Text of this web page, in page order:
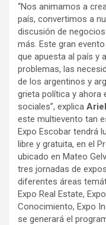
“Nos animamos a
país, convertimos a
discusión de
más. Este gran
que apuesta al país y
problemas, las
de los argentinos y
grieta política y ahora
sociales”, explica
este multievento tan
Expo Escobar tendrá
libre y gratuita, en el
ubicado en Mateo
tres jornadas de
diferentes áreas
Expo Real Estate,
Conocimiento, Expo
se generará el